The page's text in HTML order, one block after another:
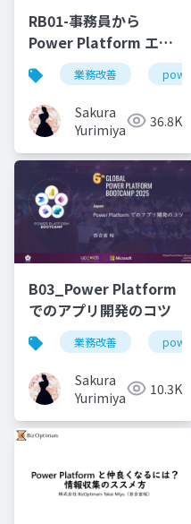
RB01-事務員から
Power Platform エン
ジニアにキャリアチェ
ンジして気づいたこと
業務改善
Sakura
Yurimiya
36.8K
B03_Power Platform
でのアプリ開発のコツ
業務改善
Sakura
Yurimiya
10.3K